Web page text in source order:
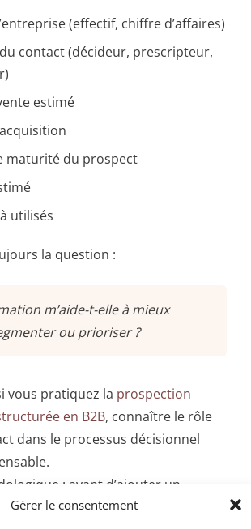
Gérer le consentement
(effectif, chiffre d’affaires)
contact (décideur, prescripteur,
estimé
maturité du prospect
utilisés
la question :
m’aide-t-elle à mieux
ou prioriser ?
vous pratiquez la prospection
en B2B, connaître le rôle
dans le processus décisionnel
: avant d’ajouter un
vos besoins dans un document